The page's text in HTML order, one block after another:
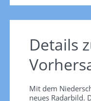
Details
Mit dem
neues Radarbild.